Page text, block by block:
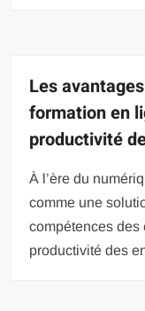
Les
formation en
productivité
À l’ère du
comme une
compétences des
productivité des